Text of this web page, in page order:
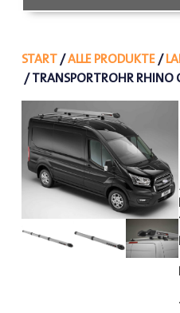
START/ALLE PRODUKTE/
/ TRANSPORTROHR RHINO